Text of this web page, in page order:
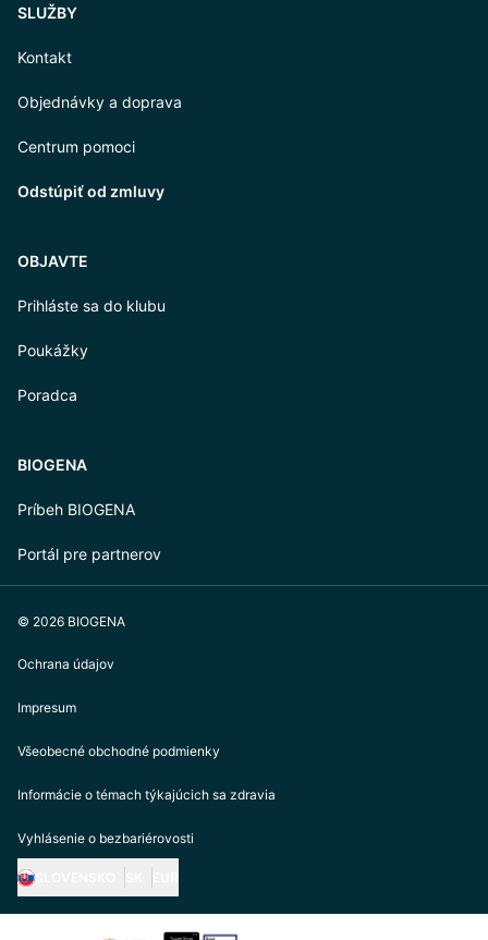
SLUŽBY
Kontakt
Objednávky a doprava
Centrum pomoci
Odstúpiť od zmluvy
OBJAVTE
Prihláste sa do klubu
Poukážky
Poradca
BIOGENA
Príbeh BIOGENA
Portál pre partnerov
© 2026 BIOGENA
Ochrana údajov
Impresum
Všeobecné obchodné podmienky
Informácie o témach týkajúcich sa zdravia
Vyhlásenie o bezbariérovosti
https://biogena.com/de-at
https://biogena.com/de-de